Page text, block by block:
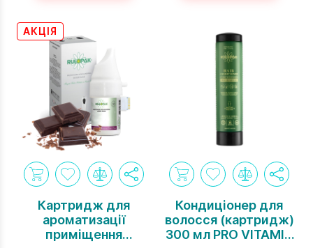
АКЦІЯ
Картридж для
ароматизації
приміщення
Кондиціонер для
волосся (картридж)
300 мл PRO VITAMIN